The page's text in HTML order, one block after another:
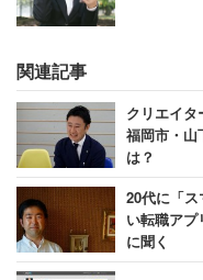
導入が多いのは
企業」
――新しいビジネスモ
ったと思います。
関連記事
クリエイ
福岡市・山
は？
20代に「
い転職ア
に聞く